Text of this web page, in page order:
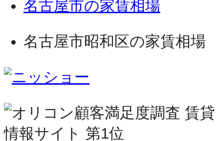
名古屋市の家賃相場
名古屋市昭和区の家賃相場